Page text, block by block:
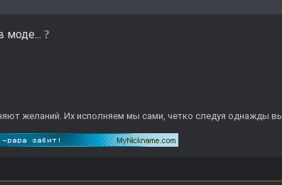
моде... ?
желаний. Их исполняем мы сами, четко следуя однажды